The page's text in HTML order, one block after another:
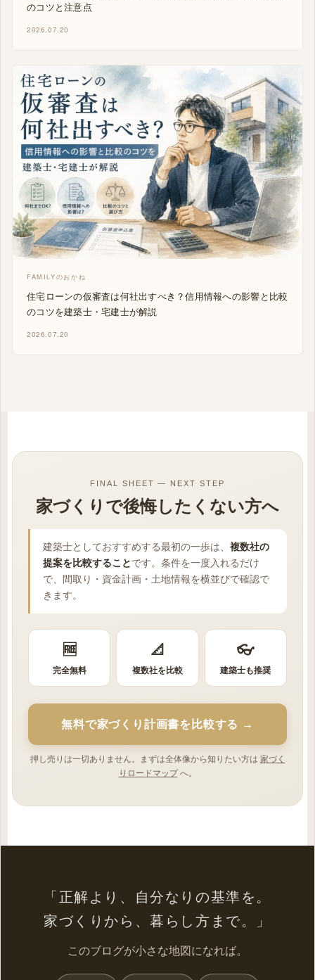
のコツと注意点
2026.07.20
FAMILYのおかね
住宅ローンの仮審査は何社出すべき？信用情報への影響と比較
のコツを建築士・宅建士が解説
2026.07.20
FINAL SHEET — NEXT STEP
家づくりで後悔したくない方へ
建築士としておすすめする最初の一歩は、 複数社の
提案を比較することです。条件を一度入れるだけ
で、間取り・資金計画・土地情報を横並びで確認で
きます。
🆓
完全無料
📐
複数社を比較
👓
建築士も推奨
無料で家づくり計画書を比較する →
押し売りは一切ありません。まずは全体像から知りたい方は 家づく
りロードマップへ。
「正解より、自分なりの基準を。
家づくりから、暮らし方まで。」
このブログが小さな地図になれば。